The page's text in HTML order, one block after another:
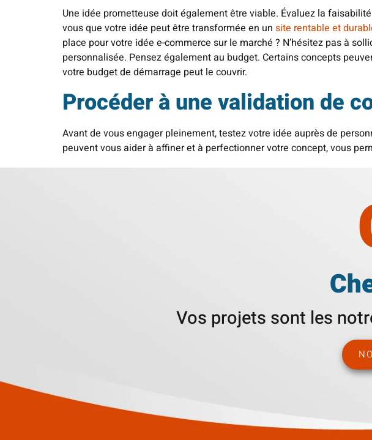
Une idée prometteuse doit également être viable. Évaluez la
vous que votre idée peut être transformée en un site rentable et
place pour votre idée e-commerce sur le marché ? N’hésitez pas à
personnalisée. Pensez également au budget. Certains concepts
votre budget de démarrage peut le couvrir.
Procéder à une validation de
Avant de vous engager pleinement, testez votre idée auprès de
peuvent vous aider à affiner et à perfectionner votre concept, vous
Vos projets sont les